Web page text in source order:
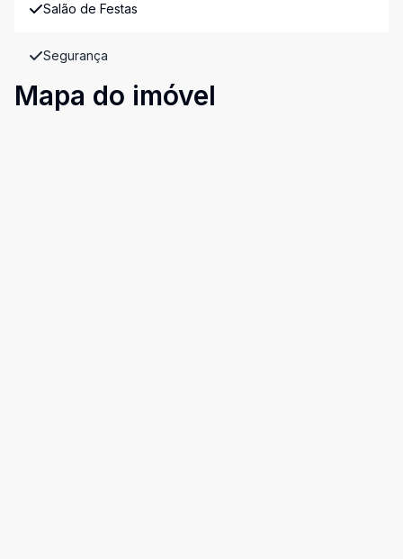
Salão de Festas
Segurança
Mapa do imóvel